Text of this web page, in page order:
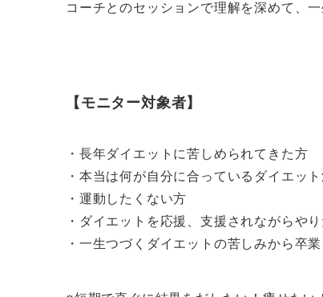
コーチとのセッションで理解を深めて、
【モニター対象者】
・長年ダイエットに苦しめられてきた方
・本当は何が自分に合っているダイエッ
・運動したくない方
・ダイエットを応援、支援されながらや
・一生つづくダイエットの苦しみから卒